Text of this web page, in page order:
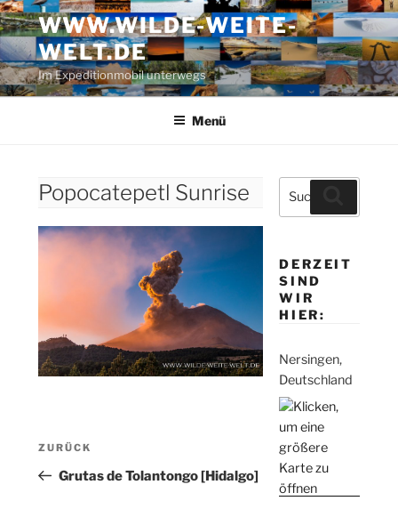
Zum
Inhalt
springen
WWW.WILDE-WEITE-
WELT.DE
Im Expeditionmobil unterwegs
Menü
Popocatepetl Sunrise
Beitragsnavigation
Vorheriger
Beitrag
ZURÜCK
Grutas de Tolantongo [Hidalgo]
Suche
nach:
DERZEIT
SIND
WIR
HIER:
Nersingen,
Deutschland